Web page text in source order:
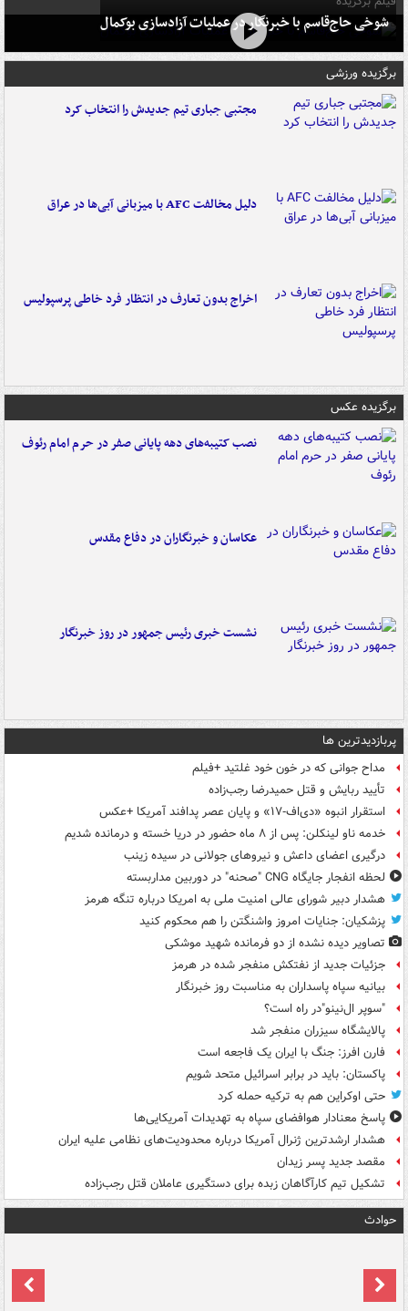
شوخی حاج‌قاسم با خبرنگار در عملیات آزادسازی بوکمال
برگزیده ورزشی
مجتبی جباری تیم جدیدش را انتخاب کرد
دلیل مخالفت AFC با میزبانی آبی‌ها در عراق
اخراج بدون تعارف در انتظار فرد خاطی پرسپولیس
برگزیده عکس
نصب کتیبه‌های دهه پایانی صفر در حرم امام رئوف
عکاسان و خبرنگاران در دفاع مقدس
نشست خبری رئیس جمهور در روز خبرنگار
پربازدیدترین ها
مداح جوانی که در خون خود غلتید +فیلم
تأیید ربایش و قتل حمیدرضا رجب‌زاده
استقرار انبوه «دی‌اف‑۱۷» و پایان عصر پدافند آمریکا +عکس
خدمه ناو لینکلن: پس از ۸ ماه حضور در دریا خسته و درمانده‌ شدیم
درگیری اعضای داعش و نیروهای جولانی در سیده زینب
لحظه انفجار جایگاه CNG "صحنه" در دوربین مداربسته
هشدار دبیر شورای عالی امنیت ملی به امریکا درباره تنگه هرمز
پزشکیان: جنایات امروز واشنگتن را هم محکوم کنید
تصاویر دیده‌ نشده از دو فرمانده شهید موشکی
جزئیات جدید از نفتکش منفجر شده در هرمز
بیانیه سپاه پاسداران به مناسبت روز خبرنگار
"سوپر ال‌نینو"در راه است؟
پالایشگاه سیزران منفجر شد
فارن افرز: جنگ با ایران یک فاجعه است
پاکستان: باید در برابر اسرائیل متحد شویم
حتی اوکراین هم به ترکیه حمله کرد
پاسخ معنادار هوافضای سپاه به تهدیدات آمریکایی‌ها
هشدار ارشدترین ژنرال آمریکا درباره محدودیت‌های نظامی علیه ایران
مقصد جدید پسر زیدان
تشکیل تیم کارآگاهان زبده برای دستگیری عاملان قتل رجب‌زاده
حوادث